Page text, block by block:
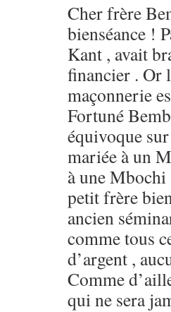
Cher frère
bienséance !
Kant , avait
financier . Or
maçonnerie
Fortuné
équivoque
mariée à un
à une Mbochi
petit frère
ancien
comme tous
d’argent ,
Comme
qui ne sera